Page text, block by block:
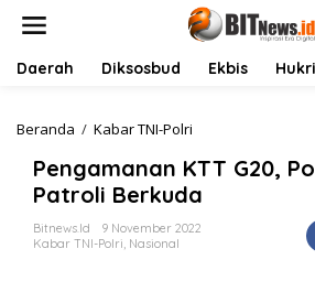
Daerah Diksosbud Ekbis
Beranda / Kabar TNI-Polri
n
g
a
m
Pengamanan KTT G20,
Patroli Berkuda
Bitnews.id
9 November 2022
Kabar TNI-Polri, Nasional